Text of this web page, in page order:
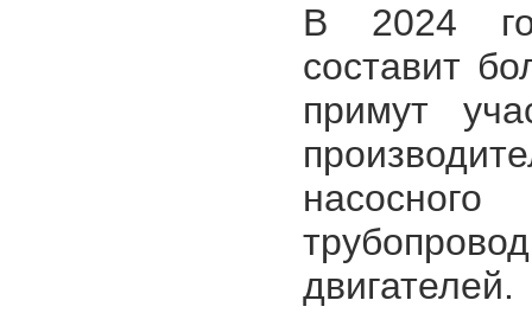
В 2024
составит
примут
двигателей.